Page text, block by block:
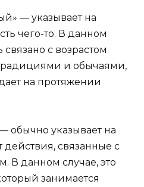
— указывает на
чего-то. В данном
связано с возрастом
и обычаями,
на протяжении
обычно указывает на
действия, связанные с
В данном случае, это
занимается